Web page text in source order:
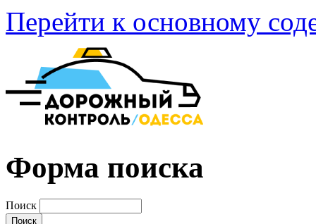
Перейти к основному
Форма поиска
Поиск